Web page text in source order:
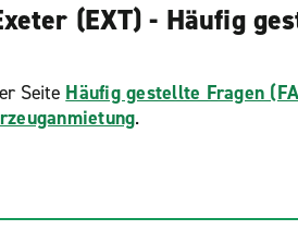
(EXT) - Häufig
Seite Häufig gestellte Fragen
.